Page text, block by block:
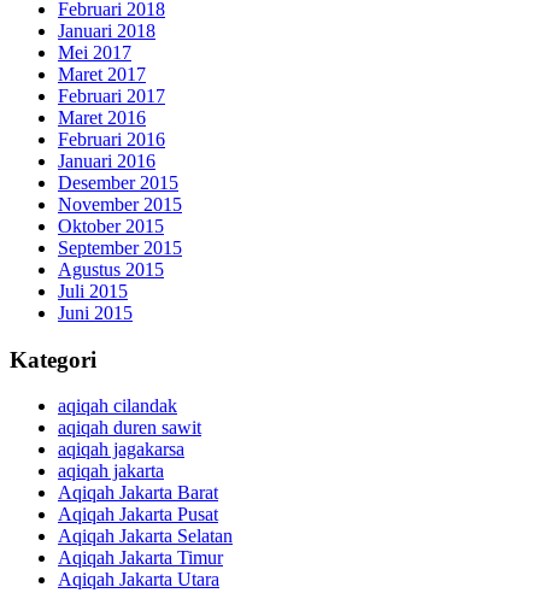
Februari 2018
Januari 2018
Mei 2017
Maret 2017
Februari 2017
Maret 2016
Februari 2016
Januari 2016
Desember 2015
November 2015
Oktober 2015
September 2015
Agustus 2015
Juli 2015
Juni 2015
Kategori
aqiqah cilandak
aqiqah duren sawit
aqiqah jagakarsa
aqiqah jakarta
Aqiqah Jakarta Barat
Aqiqah Jakarta Pusat
Aqiqah Jakarta Selatan
Aqiqah Jakarta Timur
Aqiqah Jakarta Utara